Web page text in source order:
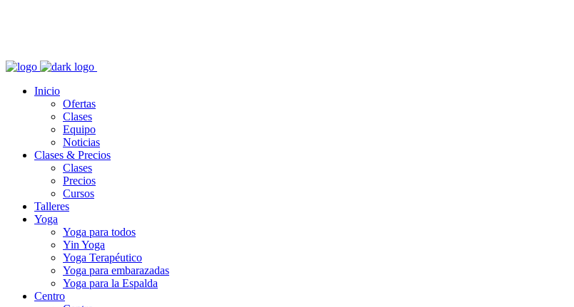
Inicio
Ofertas
Clases
Equipo
Noticias
Clases & Precios
Clases
Precios
Cursos
Talleres
Yoga
Yoga para todos
Yin Yoga
Yoga Terapéutico
Yoga para embarazadas
Yoga para la Espalda
Centro